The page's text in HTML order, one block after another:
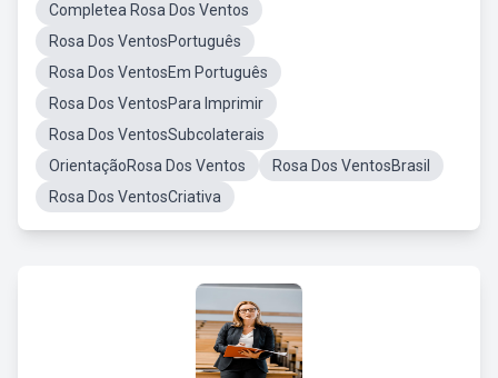
Completea Rosa Dos Ventos
Rosa Dos VentosPortuguês
Rosa Dos VentosEm Português
Rosa Dos VentosPara Imprimir
Rosa Dos VentosSubcolaterais
OrientaçãoRosa Dos Ventos
Rosa Dos VentosBrasil
Rosa Dos VentosCriativa